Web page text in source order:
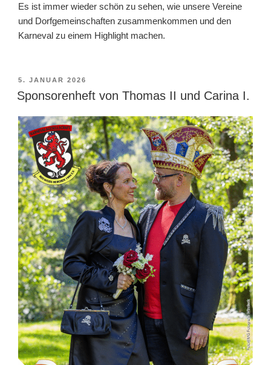
Es ist immer wieder schön zu sehen, wie unsere Vereine
und Dorfgemeinschaften zusammenkommen und den
Karneval zu einem Highlight machen.
VERÖFFENTLICHT
AM
5. JANUAR 2026
Sponsorenheft von Thomas II und Carina I.